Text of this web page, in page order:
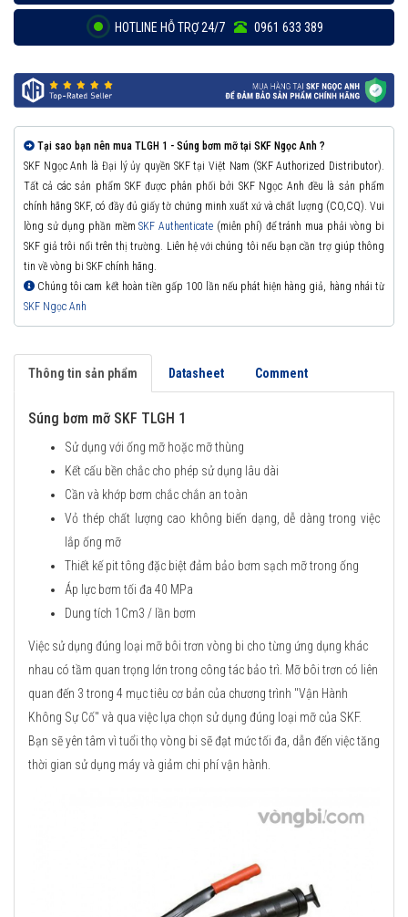
HOTLINE HỖ TRỢ 24/7 0961 633 389
Tại sao bạn nên mua TLGH 1 - Súng bơm mỡ tại SKF Ngọc Anh ?
SKF Ngọc Anh là Đại lý ủy quyền SKF tại Việt Nam (SKF Authorized Distributor).
Tất cả các sản phẩm SKF được phân phối bởi SKF Ngọc Anh đều là sản phẩm
chính hãng SKF, có đầy đủ giấy tờ chứng minh xuất xứ và chất lượng (CO,CQ). Vui
lòng sử dụng phần mềmSKF Authenticate(miễn phí) để tránh mua phải vòng bi
SKF giả trôi nổi trên thị trường. Liên hệ với chúng tôi nếu bạn cần trợ giúp thông
tin về vòng bi SKF chính hãng.
Chúng tôi cam kết hoàn tiền gấp 100 lần nếu phát hiện hàng giả, hàng nhái từ
SKF Ngọc Anh
Thông tin sản phẩm Datasheet Comment
Súng bơm mỡ SKF TLGH 1
Sử dụng với ống mỡ hoặc mỡ thùng
Kết cấu bền chắc cho phép sử dụng lâu dài
Cần và khớp bơm chắc chắn an toàn
Vỏ thép chất lượng cao không biến dạng, dễ dàng trong việc
lắp ống mỡ
Thiết kế pit tông đặc biệt đảm bảo bơm sạch mỡ trong ống
Áp lực bơm tối đa 40 MPa
Dung tích 1Cm3 / lần bơm
Việc sử dụng đúng loại mỡ bôi trơn vòng bi cho từng ứng dụng khác
nhau có tầm quan trọng lớn trong công tác bảo trì. Mỡ bôi trơn có liên
quan đến 3 trong 4 mục tiêu cơ bản của chương trình "Vận Hành
Không Sự Cố" và qua việc lựa chọn sử dụng đúng loại mỡ của SKF.
Bạn sẽ yên tâm vì tuổi thọ vòng bi sẽ đạt mức tối đa, dẫn đến việc tăng
thời gian sử dụng máy và giảm chi phí vận hành.